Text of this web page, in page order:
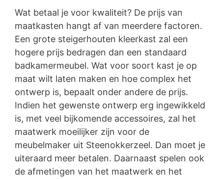
Wat betaal je voor kwaliteit? De prijs van
maatkasten hangt af van meerdere factoren.
Een grote steigerhouten kleerkast zal een
hogere prijs bedragen dan een standaard
badkamermeubel. Wat voor soort kast je op
maat wilt laten maken en hoe complex het
ontwerp is, bepaalt onder andere de prijs.
Indien het gewenste ontwerp erg ingewikkeld
is, met veel bijkomende accessoires, zal het
maatwerk moeilijker zijn voor de
meubelmaker uit Steenokkerzeel. Dan moet je
uiteraard meer betalen. Daarnaast spelen ook
de afmetingen van het maatwerk en het